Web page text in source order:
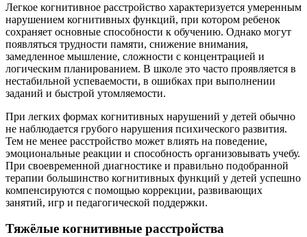
Легкое когнитивное расстройство характеризуется умеренным
нарушением когнитивных функций, при котором ребенок
сохраняет основные способности к обучению. Однако могут
появляться трудности памяти, снижение внимания,
замедленное мышление, сложности с концентрацией и
логическим планированием. В школе это часто проявляется в
нестабильной успеваемости, в ошибках при выполнении
заданий и быстрой утомляемости.
При легких формах когнитивных нарушений у детей обычно
не наблюдается грубого нарушения психического развития.
Тем не менее расстройство может влиять на поведение,
эмоциональные реакции и способность организовывать учебу.
При своевременной диагностике и правильно подобранной
терапии большинство когнитивных функций у детей успешно
компенсируются с помощью коррекции, развивающих
занятий, игр и педагогической поддержки.
Тяжёлые когнитивные расстройства